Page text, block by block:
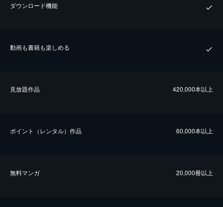
ダウンロード機能
動画も書籍も楽しめる
⾒放題作品 420,000本以上
ポイント（レンタル）作品 60,000本以上
無料マンガ 20,000冊以上